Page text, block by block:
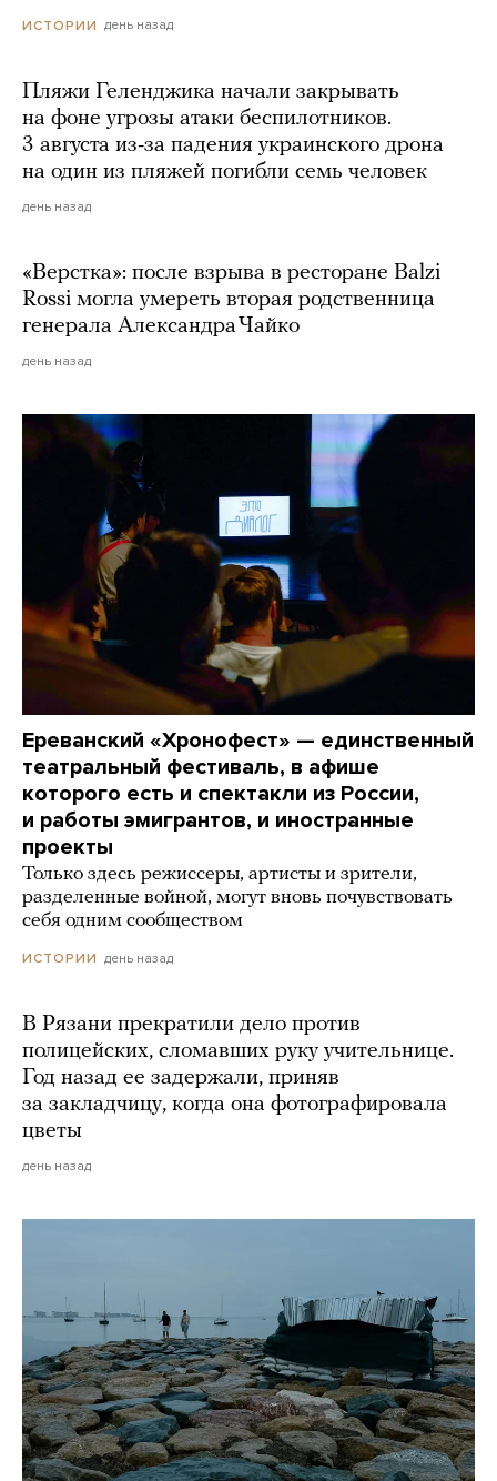
ИСТОРИИ день назад
Пляжи Геленджика начали закрывать
на фоне угрозы атаки беспилотников.
3 августа из-за падения украинского дрона
на один из пляжей погибли семь человек
день назад
«Верстка»: после взрыва в ресторане Balzi
Rossi могла умереть вторая родственница
генерала Александра Чайко
день назад
Ереванский «Хронофест» — единственный
театральный фестиваль, в афише
которого есть и спектакли из России,
и работы эмигрантов, и иностранные
проекты
Только здесь режиссеры, артисты и зрители,
разделенные войной, могут вновь почувствовать
себя одним сообществом
ИСТОРИИ день назад
В Рязани прекратили дело против
полицейских, сломавших руку учительнице.
Год назад ее задержали, приняв
за закладчицу, когда она фотографировала
цветы
день назад